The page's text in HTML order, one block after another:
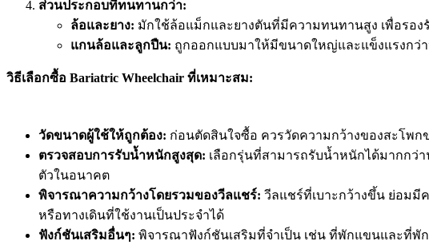
ส่วนประกอบที่ทนทานกว่า:
ล้อและยาง: มักใช้ล้อแม็กและยางตันที่มีความทนทานสูง เพื่อรอ
แกนล้อและลูกปืน: ถูกออกแบบมาให้มีขนาดใหญ่และแข็งแรงกว่
วิธีเลือกซื้อ Bariatric Wheelchair ที่เหมาะสม:
วัดขนาดผู้ใช้ให้ถูกต้อง: ก่อนตัดสินใจซื้อ ควรวัดความกว้างของสะโพก
ตรวจสอบการรับน้ำหนักสูงสุด: เลือกรุ่นที่สามารถรับน้ำหนักได้มากกว่
ตัวในอนาคต
พิจารณาความกว้างโดยรวมของวีลแชร์: วีลแชร์ที่เบาะกว้างขึ้น ย่อมมี
หรือทางเดินที่ใช้งานเป็นประจำได้
ฟังก์ชันเสริมอื่นๆ: พิจารณาฟังก์ชันเสริมที่จำเป็น เช่น ที่พักแขนและที่พั